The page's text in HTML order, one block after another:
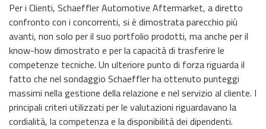
Per i Clienti, Schaeffler Automotive Aftermarket, a diretto
confronto con i concorrenti, si è dimostrata parecchio più
avanti, non solo per il suo portfolio prodotti, ma anche per il
know-how dimostrato e per la capacità di trasferire le
competenze tecniche. Un ulteriore punto di forza riguarda il
fatto che nel sondaggio Schaeffler ha ottenuto punteggi
massimi nella gestione della relazione e nel servizio al cliente. I
principali criteri utilizzati per le valutazioni riguardavano la
cordialità, la competenza e la disponibilità dei dipendenti.